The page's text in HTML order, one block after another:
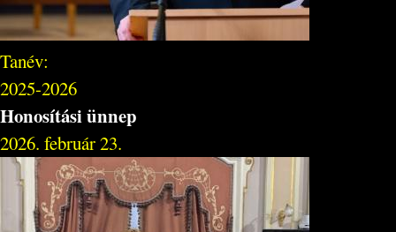
Tanév:
2025-2026
Honosítási ünnep
2026. február 23.